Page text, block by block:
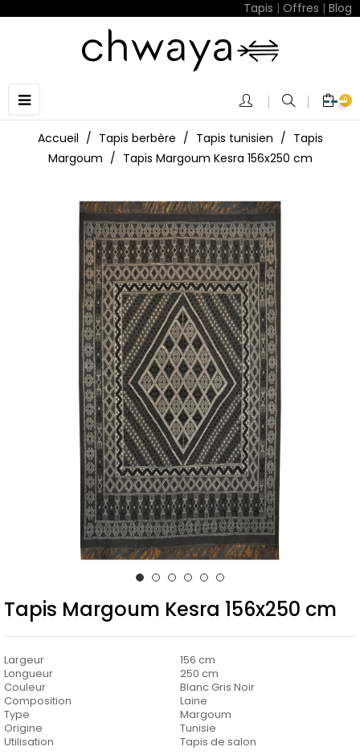
Tapis | Offres | Blog
Basculer
la
navigation
☰ 0
Accueil Tapis berbère Tapis tunisien
Tapis
Margoum
Tapis Margoum Kesra 156x250 cm
Tapis Margoum Kesra 156x250 cm
Largeur
156 cm
Longueur
250 cm
Couleur
Blanc Gris Noir
Composition
Laine
Type
Margoum
Origine
Tunisie
Utilisation
Tapis de salon